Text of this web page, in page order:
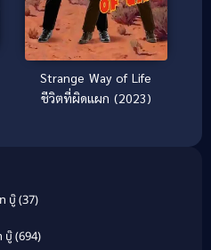
Strange Way of Life
ชีวิตที่ผิดแผก (2023)
บู๊(37)
บู๊(694)